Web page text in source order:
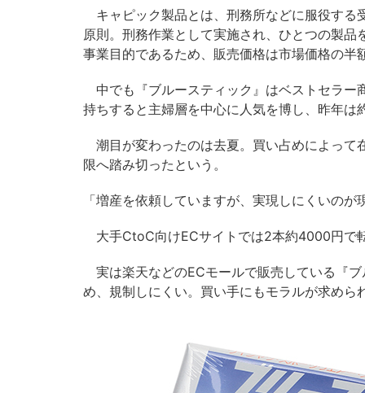
キャピック製品とは、刑務所などに服役する
原則。刑務作業として実施され、ひとつの製
事業目的であるため、販売価格は市場価格の半
中でも『ブルースティック』はベストセラー
持ちすると主婦層を中心に人気を博し、昨年
潮目が変わったのは去夏。買い占めによって
限へ踏み切ったという。
「増産を依頼していますが、実現しにくいの
大手CtoC向けECサイトでは2本約4000円で
実は楽天などのECモールで販売している『
め、規制しにくい。買い手にもモラルが求めら